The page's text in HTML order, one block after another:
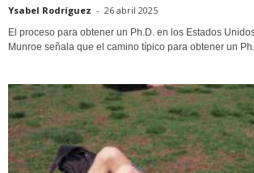
Ysabel Rodríguez - 26 abril 2025
El proceso para obtener un Ph.D. en los Estados
Munroe señala que el camino típico para obtener un